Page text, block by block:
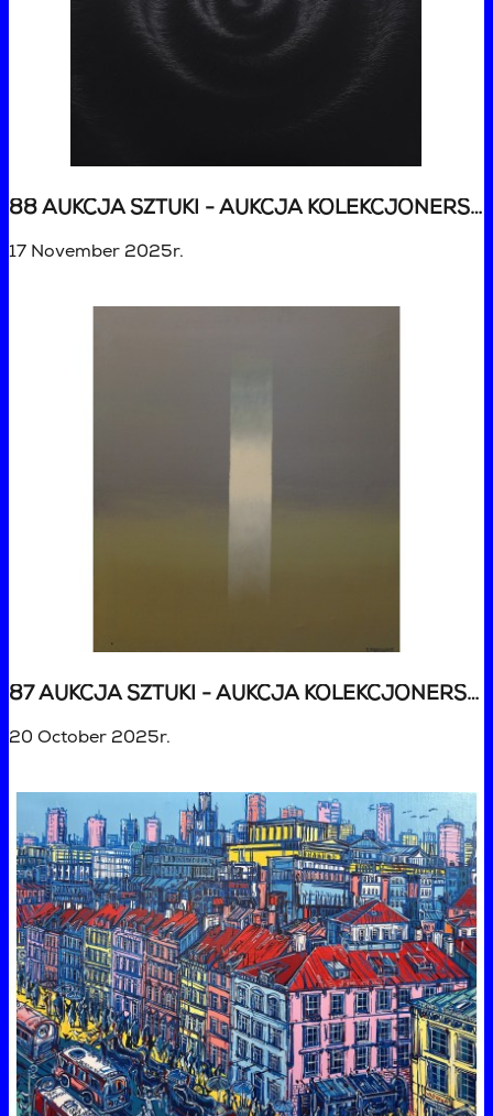
88 AUKCJA SZTUKI - AUKCJA KOLEKCJONERSKA
17 November 2025r.
87 AUKCJA SZTUKI - AUKCJA KOLEKCJONERSKA
20 October 2025r.